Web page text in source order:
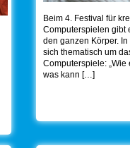
Beim 4. Festival für
Computerspielen gibt
den ganzen Körper.
sich thematisch um
Computerspiele:
was kann […]